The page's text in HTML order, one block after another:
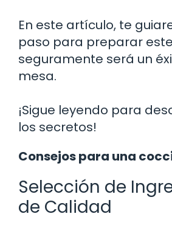
En este artículo, te
paso para preparar
seguramente será un
mesa.
¡Sigue leyendo para
los secretos!
Consejos para una
Selección de
de Calidad